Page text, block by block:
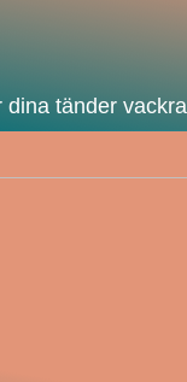
dina tänder vackra